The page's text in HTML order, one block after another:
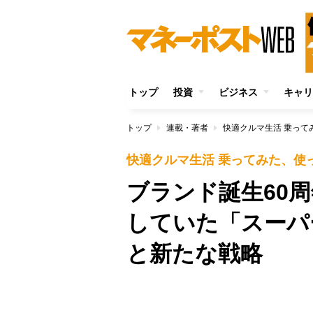
トップ 投資 ビジネス キャ
トップ 連載・著者 快適クルマ生活 乗って
快適クルマ生活 乗ってみた、使
ブランド誕生60
していた「スー
と新たな戦略